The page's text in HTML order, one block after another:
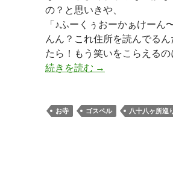
の？と思いきや、
「♪ふーくぅおーかぁけーん
んん？これ住所を読んでる
たら！もう笑いをこらえるの
続きを読む 神社やお寺では
→
お寺 ゴスペル 八十八ヶ所巡